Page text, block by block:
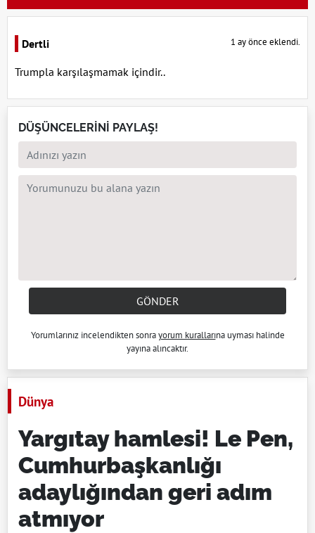
Dertli 1 ay önce eklendi.
Trumpla karşılaşmamak içindir..
DÜŞÜNCELERİNİ PAYLAŞ!
GÖNDER
Yorumlarınız incelendikten sonrayorum kurallarına uyması halinde
yayına alıncaktır.
Dünya
Yargıtay hamlesi! Le Pen,
Cumhurbaşkanlığı
adaylığından geri adım
atmıyor